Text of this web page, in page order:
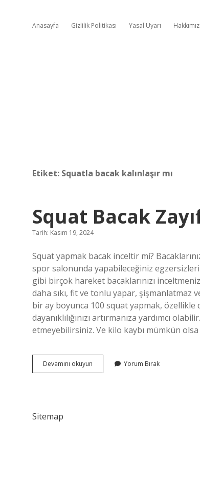
Anasayfa Gizlilik Politikası Yasal Uyarı
Etiket: Squatla bacak kalınlaşır mı
Squat Bacak
Tarih: Kasım 19, 2024
Squat yapmak bacak inceltir mi?
spor salonunda yapabileceğiniz
gibi birçok hareket bacaklarınızı
daha sıkı, fit ve tonlu yapar,
bir ay boyunca 100 squat yapmak,
dayanıklılığınızı artırmanıza yardımcı
etmeyebilirsiniz. Ve kilo kaybı mümkün
Devamını okuyun
Bacak
Yorum Bırak
Sitemap